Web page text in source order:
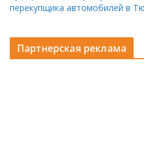
перекупщика автомобилей в
Партнерская реклама